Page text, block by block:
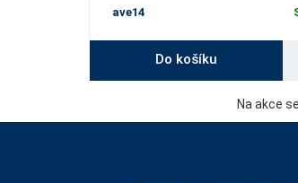
ave14
Do košíku
Na akce